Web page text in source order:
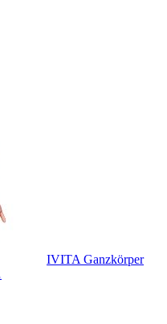
IVITA Ganzkörper